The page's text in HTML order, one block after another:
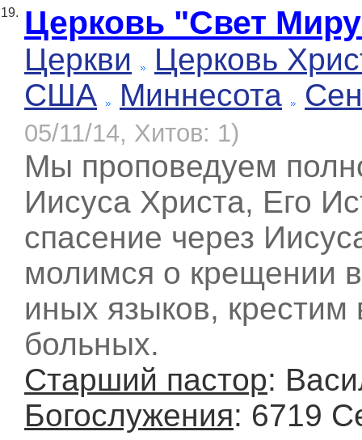
19. Церковь "Свет
Церкви
Церковь
США
Миннесота
05/11/14, Хитов: 1)
Мы проповедуем
Иисуса Христа, Его
спасение через
молимся о крещении
иных языков,
больных.
Старший пастор:
Богослужения: 6719